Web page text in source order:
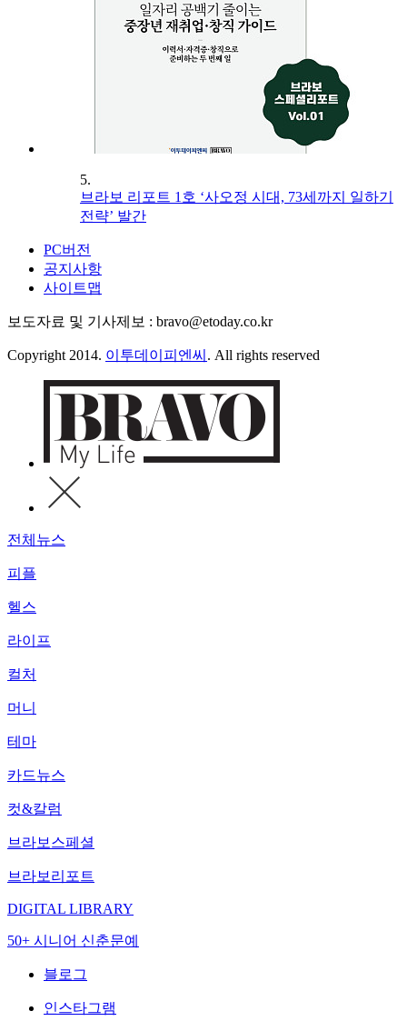
5.
브라보 리포트 1호 ‘사오정 시대, 73세까지 일하기
전략’ 발간
PC버전
공지사항
사이트맵
보도자료 및 기사제보 : bravo@etoday.co.kr
Copyright 2014. 이투데이피엔씨 . All rights reserved
전체뉴스
피플
헬스
라이프
컬처
머니
테마
카드뉴스
컷&칼럼
브라보스페셜
브라보리포트
DIGITAL LIBRARY
50+ 시니어 신춘문예
블로그
인스타그램